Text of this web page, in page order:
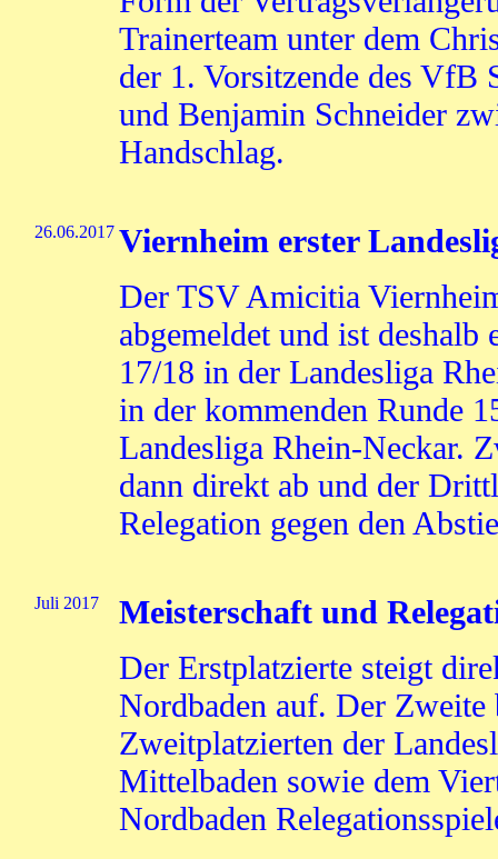
Trainerteam unter dem
der 1. Vorsitzende des
und Benjamin Schneider
Handschlag.
26.06.2017 Viernheim erster
Der TSV Amicitia
abgemeldet und ist deshalb
17/18 in der Landesliga
in der kommenden Runde
Landesliga Rhein-Neckar.
dann direkt ab und der
Relegation gegen den
Juli 2017
Meisterschaft und
Der Erstplatzierte steigt
Nordbaden auf. Der Zweite
Zweitplatzierten der
Mittelbaden sowie dem
Nordbaden